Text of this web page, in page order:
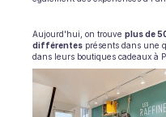
INDUSTRIES
Aujourd'hui, on trouve plus de
différentes présents dans une
dans leurs boutiques cadeaux à